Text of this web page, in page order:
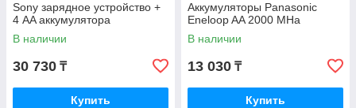
Sony зарядное устройство +
4 AA аккумулятора
В наличии
30 730 ₸
Купить
Аккумуляторы Panasonic
Eneloop AA 2000 MHa
В наличии
13 030 ₸
Купить